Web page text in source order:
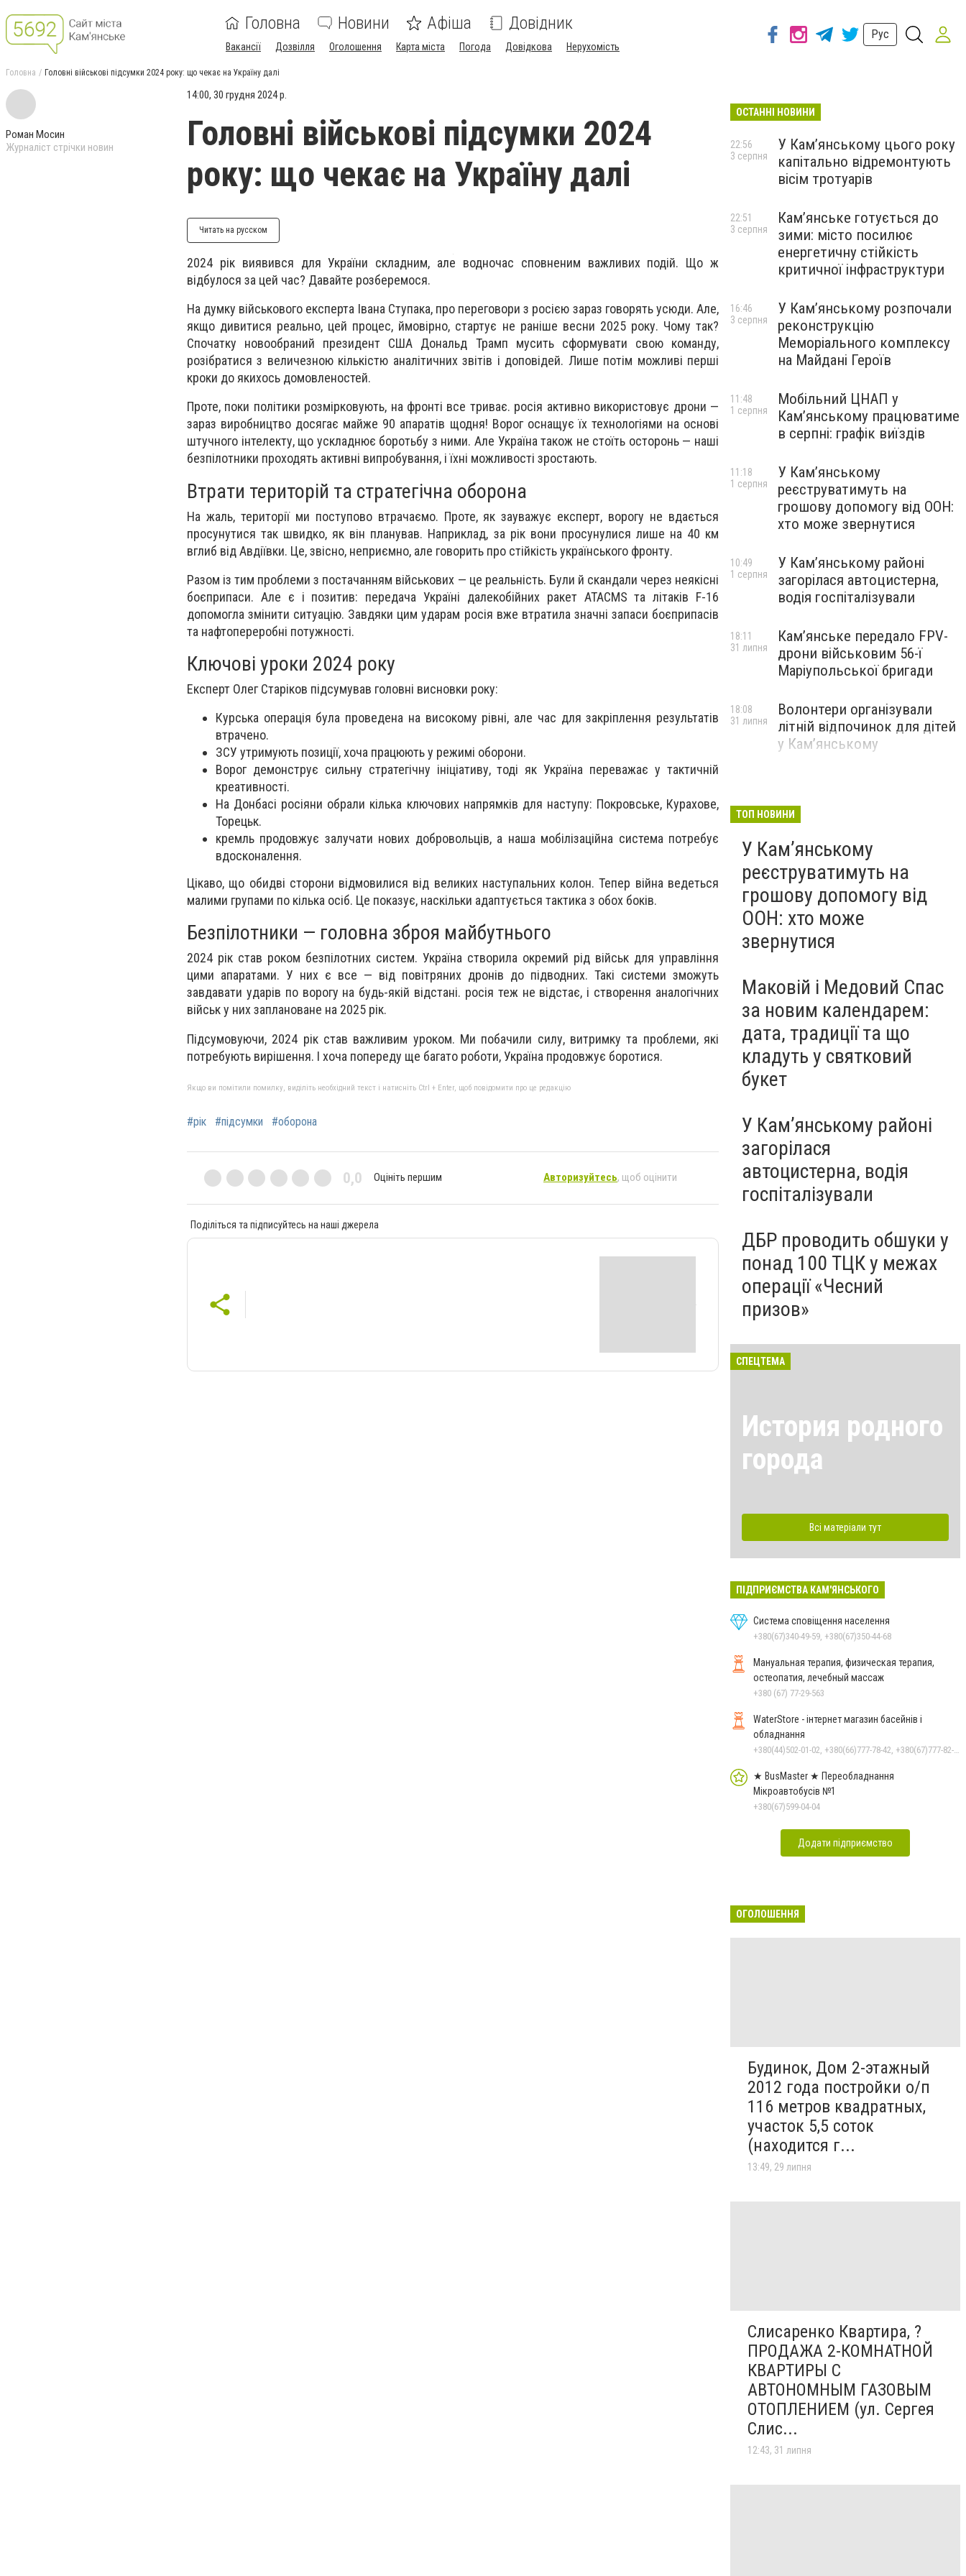
Головна Новини Афіша Довідник
Вакансії Дозвілля Оголошення Карта міста Погода Довідкова Нерухомість
Рус
Головна Головні військові підсумки 2024 року: що чекає на Україну далі
Роман Мосин
Журналіст стрічки новин
14:00, 30 грудня 2024 р.
Головні військові підсумки 2024
року: що чекає на Україну далі
Читать на русском
2024 рік виявився для України складним, але водночас сповненим важливих подій. Що ж
відбулося за цей час? Давайте розберемося.
На думку військового експерта Івана Ступака, про переговори з росією зараз говорять усюди. Але,
якщо дивитися реально, цей процес, ймовірно, стартує не раніше весни 2025 року. Чому так?
Спочатку новообраний президент США Дональд Трамп мусить сформувати свою команду,
розібратися з величезною кількістю аналітичних звітів і доповідей. Лише потім можливі перші
кроки до якихось домовленостей.
Проте, поки політики розмірковують, на фронті все триває. росія активно використовує дрони —
зараз виробництво досягає майже 90 апаратів щодня! Ворог оснащує їх технологіями на основі
штучного інтелекту, що ускладнює боротьбу з ними. Але Україна також не стоїть осторонь — наші
безпілотники проходять активні випробування, і їхні можливості зростають.
Втрати територій та стратегічна оборона
На жаль, території ми поступово втрачаємо. Проте, як зауважує експерт, ворогу не вдається
просунутися так швидко, як він планував. Наприклад, за рік вони просунулися лише на 40 км
вглиб від Авдіївки. Це, звісно, неприємно, але говорить про стійкість українського фронту.
Разом із тим проблеми з постачанням військових — це реальність. Були й скандали через неякісні
боєприпаси. Але є і позитив: передача Україні далекобійних ракет ATACMS та літаків F-16
допомогла змінити ситуацію. Завдяки цим ударам росія вже втратила значні запаси боєприпасів
та нафтопереробні потужності.
Ключові уроки 2024 року
Експерт Олег Старіков підсумував головні висновки року:
Курська операція була проведена на високому рівні, але час для закріплення результатів
втрачено.
ЗСУ утримують позиції, хоча працюють у режимі оборони.
Ворог демонструє сильну стратегічну ініціативу, тоді як Україна переважає у тактичній
креативності.
На Донбасі росіяни обрали кілька ключових напрямків для наступу: Покровське, Курахове,
Торецьк.
кремль продовжує залучати нових добровольців, а наша мобілізаційна система потребує
вдосконалення.
Цікаво, що обидві сторони відмовилися від великих наступальних колон. Тепер війна ведеться
малими групами по кілька осіб. Це показує, наскільки адаптується тактика з обох боків.
Безпілотники — головна зброя майбутнього
2024 рік став роком безпілотних систем. Україна створила окремий рід військ для управління
цими апаратами. У них є все — від повітряних дронів до підводних. Такі системи зможуть
завдавати ударів по ворогу на будь-якій відстані. росія теж не відстає, і створення аналогічних
військ у них заплановане на 2025 рік.
Підсумовуючи, 2024 рік став важливим уроком. Ми побачили силу, витримку та проблеми, які
потребують вирішення. І хоча попереду ще багато роботи, Україна продовжує боротися.
Якщо ви помітили помилку, виділіть необхідний текст і натисніть Ctrl + Enter, щоб повідомити про це редакцію
#рік #підсумки #оборона
0,0 Оцініть першим Авторизуйтесь, щоб оцінити
Поділіться та підписуйтесь на наші джерела
ОСТАННІ НОВИНИ
У Кам’янському цього року
капітально відремонтують
вісім тротуарів
22:56
3 серпня
Кам’янське готується до
зими: місто посилює
енергетичну стійкість
критичної інфраструктури
22:51
3 серпня
У Кам’янському розпочали
реконструкцію
Меморіального комплексу
на Майдані Героїв
16:46
3 серпня
Мобільний ЦНАП у
Кам’янському працюватиме
в серпні: графік виїздів
11:48
1 серпня
У Кам’янському
реєструватимуть на
грошову допомогу від ООН:
хто може звернутися
11:18
1 серпня
У Кам’янському районі
загорілася автоцистерна,
водія госпіталізували
10:49
1 серпня
Кам’янське передало FPV-
дрони військовим 56-ї
Маріупольської бригади
18:11
31 липня
Волонтери організували
літній відпочинок для дітей
у Кам’янському
18:08
31 липня
ТОП НОВИНИ
У Кам’янському
реєструватимуть на
грошову допомогу від
ООН: хто може
звернутися
Маковій і Медовий Спас
за новим календарем:
дата, традиції та що
кладуть у святковий
букет
У Кам’янському районі
загорілася
автоцистерна, водія
госпіталізували
ДБР проводить обшуки у
понад 100 ТЦК у межах
операції «Чесний
призов»
СПЕЦТЕМА
История родного
города
Всі матеріали тут
ПІДПРИЄМСТВА КАМ'ЯНСЬКОГО
Система сповіщення населення
+380(67)340-49-59, +380(67)350-44-68
Мануальная терапия, физическая терапия,
остеопатия, лечебный массаж
+380 (67) 77-29-563
WaterStore - інтернет магазин басейнів і
обладнання
★ BusMaster ★ Переобладнання
Мікроавтобусів №1
+380(67)599-04-04
Додати підприємство
ОГОЛОШЕННЯ
Будинок, Дом 2-этажный
2012 года постройки о/п
116 метров квадратных,
участок 5,5 соток
(находится г...
13:49, 29 липня
Слисаренко Квартира, ?
ПРОДАЖА 2-КОМНАТНОЙ
КВАРТИРЫ С
АВТОНОМНЫМ ГАЗОВЫМ
ОТОПЛЕНИЕМ (ул. Сергея
Слис...
12:43, 31 липня